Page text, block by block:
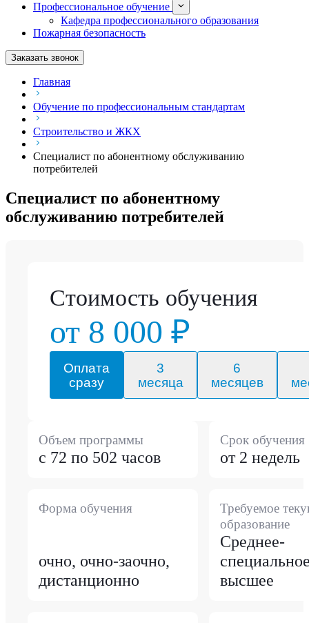
Профессиональное обучение
Кафедра профессионального образования
Пожарная безопасность
Заказать звонок
Главная
Обучение по профессиональным стандартам
Строительство и ЖКХ
Специалист по абонентному обслуживанию
потребителей
Специалист по абонентному
обслуживанию потребителей
Стоимость обучения
от 8 000 ₽
Оплата
сразу
3
месяца
6
месяцев
Объем программы
с 72 по 502 часов
Срок обучения
от 2 недель
Форма обучения
очно, очно-заочно,
дистанционно
Требуемое
образование
Среднее-
высшее